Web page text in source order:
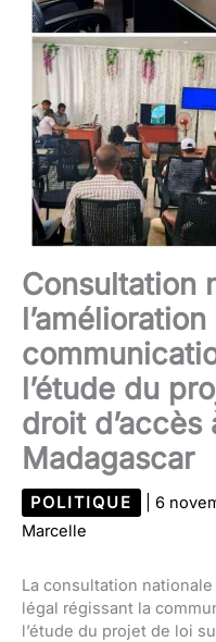
Consultation
l’étude du
droit d’accès
Madagascar
POLITIQUE 6
Marcelle
La consultation
légal régissant la
l’étude du projet de loi